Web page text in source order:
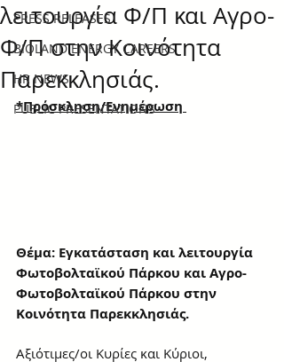
PRESS RELEASES
BIOLAND ENERGY CAREERS
HR NEWS
PUBLIC PRESENTATIONS
λειτουργία Φ/Π και Αγρο-
Φ/Π στην Κοινότητα
Παρεκκλησιάς.
*Πρόσκληση/Ενημέρωση
Θέμα: Εγκατάσταση και λειτουργία
Φωτοβολταϊκού Πάρκου και Αγρο-
Φωτοβολταϊκού Πάρκου στην
Κοινότητα Παρεκκλησιάς.
Αξιότιμες/οι Κυρίες και Κύριοι,